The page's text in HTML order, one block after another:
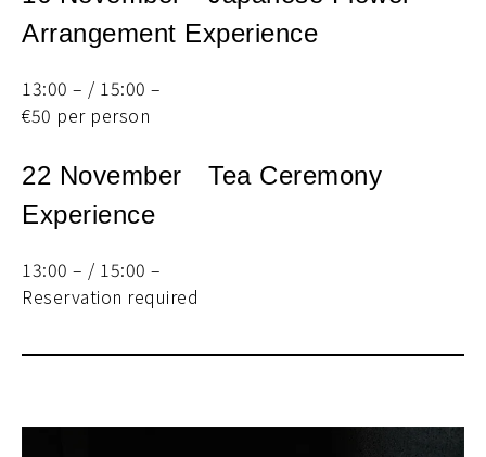
Arrangement Experience
13:00 – / 15:00 –
€50 per person
22 November Tea Ceremony
Experience
13:00 – / 15:00 –
Reservation required